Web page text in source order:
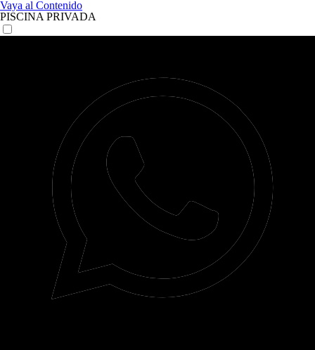
Vaya al Contenido
PISCINA PRIVADA